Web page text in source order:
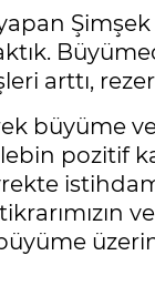
Şimşek
arttı,
büyüme
pozitif